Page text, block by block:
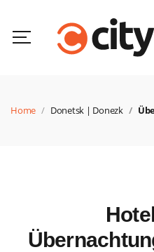
Home Donetsk | Donezk